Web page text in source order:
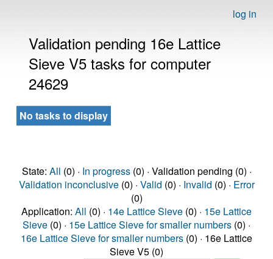
log in
Validation pending 16e Lattice
Sieve V5 tasks for computer
24629
No tasks to display
State: All (0) · In progress(0) · Validation pending (0) ·
Validation inconclusive(0) · Valid (0) · Invalid (0) · Error
(0)
Application: All (0) · 14e Lattice Sieve (0) · 15e Lattice
Sieve (0) · 15e Lattice Sieve for smaller numbers (0) ·
16e Lattice Sieve for smaller numbers (0) · 16e Lattice
Sieve V5 (0)